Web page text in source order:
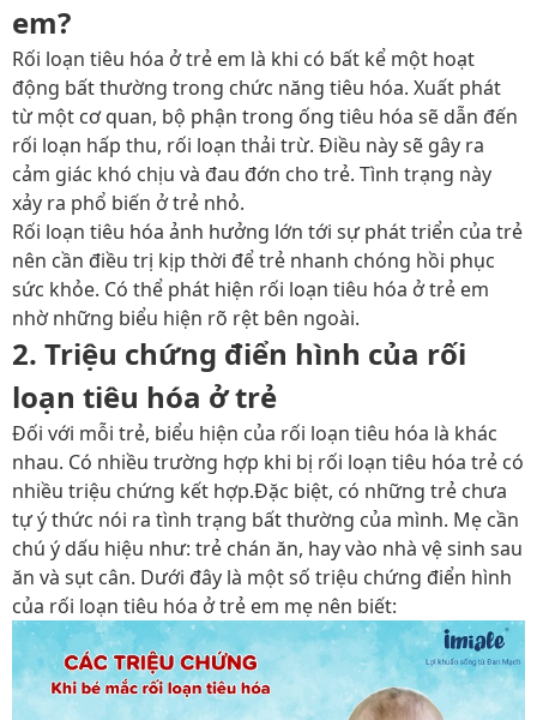
em?
Rối loạn tiêu hóa ở trẻ em là khi có bất kể một hoạt
động bất thường trong chức năng tiêu hóa. Xuất phát
từ một cơ quan, bộ phận trong ống tiêu hóa sẽ dẫn đến
rối loạn hấp thu, rối loạn thải trừ. Điều này sẽ gây ra
cảm giác khó chịu và đau đớn cho trẻ. Tình trạng này
xảy ra phổ biến ở trẻ nhỏ.
Rối loạn tiêu hóa ảnh hưởng lớn tới sự phát triển của trẻ
nên cần điều trị kịp thời để trẻ nhanh chóng hồi phục
sức khỏe. Có thể phát hiện rối loạn tiêu hóa ở trẻ em
nhờ những biểu hiện rõ rệt bên ngoài.
2. Triệu chứng điển hình của rối
loạn tiêu hóa ở trẻ
Đối với mỗi trẻ, biểu hiện của rối loạn tiêu hóa là khác
nhau. Có nhiều trường hợp khi bị rối loạn tiêu hóa trẻ có
nhiều triệu chứng kết hợp.Đặc biệt, có những trẻ chưa
tự ý thức nói ra tình trạng bất thường của mình. Mẹ cần
chú ý dấu hiệu như: trẻ chán ăn, hay vào nhà vệ sinh sau
ăn và sụt cân. Dưới đây là một số triệu chứng điển hình
của rối loạn tiêu hóa ở trẻ em mẹ nên biết: